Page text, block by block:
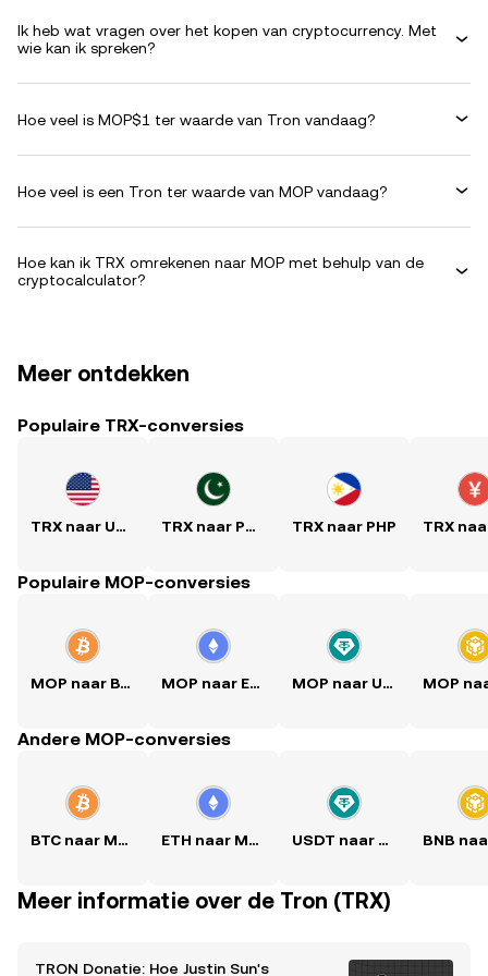
Ik heb wat vragen over het kopen van cryptocurrency. Met
wie kan ik spreken?
Hoe veel is MOP$1 ter waarde van Tron vandaag?
Hoe veel is een Tron ter waarde van MOP vandaag?
Hoe kan ik TRX omrekenen naar MOP met behulp van de
cryptocalculator?
Meer ontdekken
Populaire TRX-conversies
TRX naar USD TRX naar PKR TRX naar PHP
Populaire MOP-conversies
MOP naar BTC MOP naar ETH MOP naar USDT
Andere MOP-conversies
BTC naar MOP ETH naar MOP USDT naar MOP
Meer informatie over de Tron (TRX)
TRON Donatie: Hoe Justin Sun's